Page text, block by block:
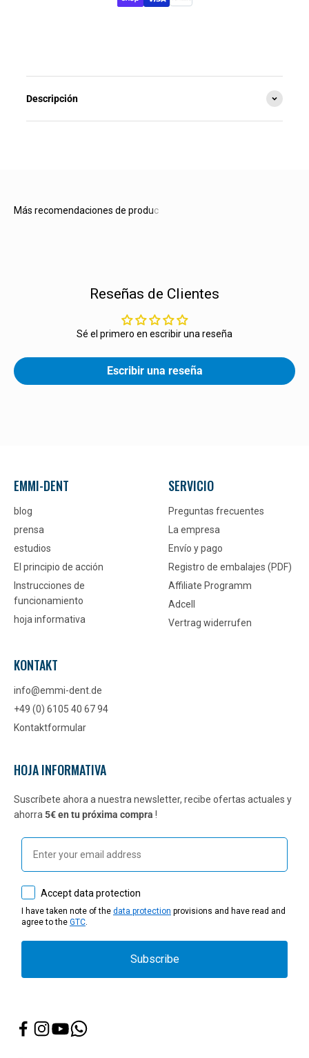
Descripción
Reseñas de Clientes
Sé el primero en escribir una reseña
Escribir una reseña
EMMI-DENT
blog
prensa
estudios
El principio de acción
Instrucciones de
funcionamiento
hoja informativa
SERVICIO
Preguntas frecuentes
La empresa
Envío y pago
Registro de embalajes (PDF)
Affiliate Programm
Adcell
Vertrag widerrufen
KONTAKT
info@emmi-dent.de
+49 (0) 6105 40 67 94
Kontaktformular
HOJA INFORMATIVA
Suscríbete ahora a nuestra newsletter, recibe ofertas actuales y
ahorra 5€ en tu próxima compra !
Email
How would you like to hear from us?
Accept data protection
I have taken note of the data protection provisions and have read and
agree to the GTC.
Subscribe